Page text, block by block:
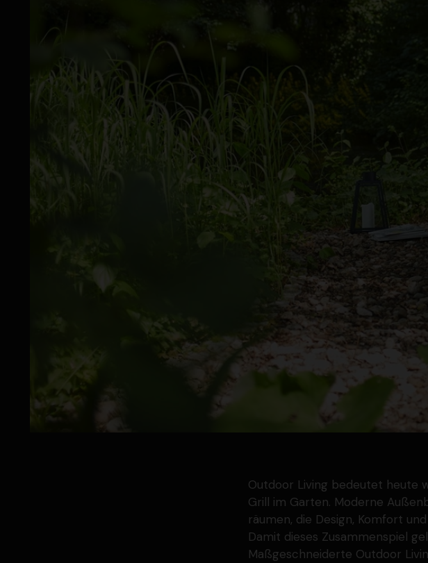
Outdoor Living bedeutet heute
Grill im Garten. Moderne
räumen, die Design, Komfort
Damit dieses Zusam­men­spiel
Maßge­schnei­derte Outdoor